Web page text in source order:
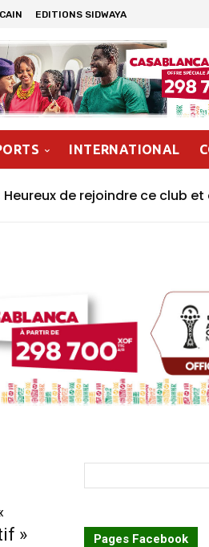
EDITIONS SIDWAYA
INTERNATIONAL
de rejoindre ce club et
»
Pages Facebook